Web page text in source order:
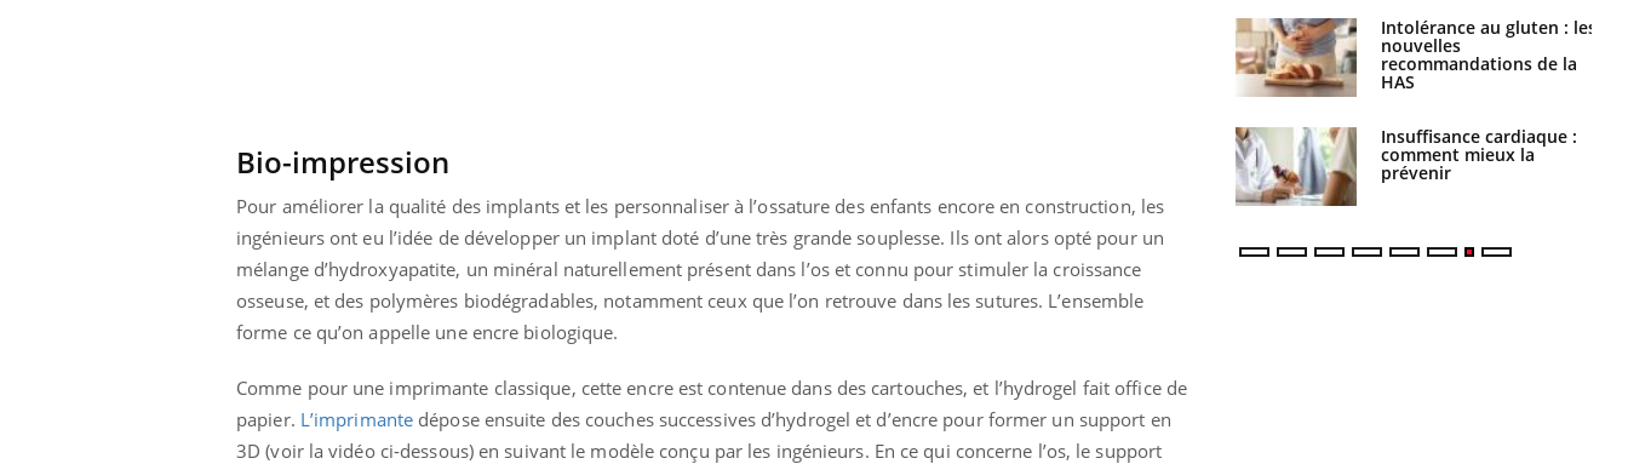
Bio-impression
Pour améliorer la qualité des implants et les personnaliser à l’ossature des enfants encore en construction, les
ingénieurs ont eu l’idée de développer un implant doté d’une très grande souplesse. Ils ont alors opté pour un
mélange d’hydroxyapatite, un minéral naturellement présent dans l’os et connu pour stimuler la croissance
osseuse, et des polymères biodégradables, notamment ceux que l’on retrouve dans les sutures. L’ensemble
forme ce qu’on appelle une encre biologique.
Comme pour une imprimante classique, cette encre est contenue dans des cartouches, et l’hydrogel fait office de
papier. L’imprimante dépose ensuite des couches successives d’hydrogel et d’encre pour former un support en
3D (voir la vidéo ci-dessous) en suivant le modèle conçu par les ingénieurs. En ce qui concerne l’os, le support
une nouvelle arme contre
les réactions sévères
Grossesse : ces polluants
pourraient influencer le
poids des enfants
Autisme : pourquoi le
cerveau reconnaît-il les
visages autrement ?